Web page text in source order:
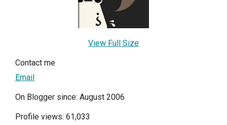
View Full Size
Contact me
Email
On Blogger since: August 2006
Profile views: 61,033